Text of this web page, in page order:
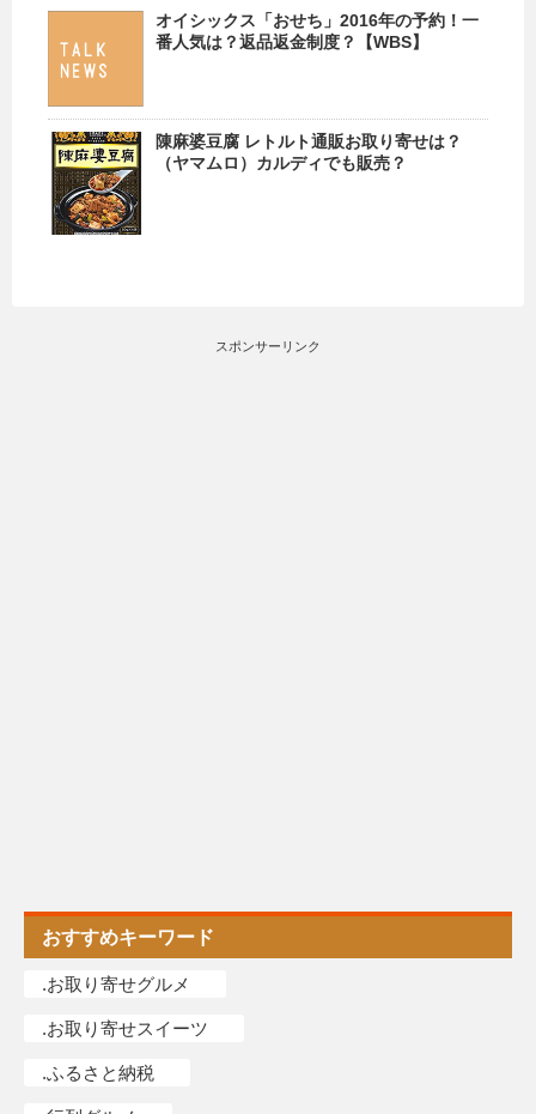
オイシックス「おせち」2016年の予約！一
番人気は？返品返金制度？【WBS】
陳麻婆豆腐 レトルト通販お取り寄せは？
（ヤマムロ）カルディでも販売？
スポンサーリンク
おすすめキーワード
.お取り寄せグルメ
.お取り寄せスイーツ
.ふるさと納税